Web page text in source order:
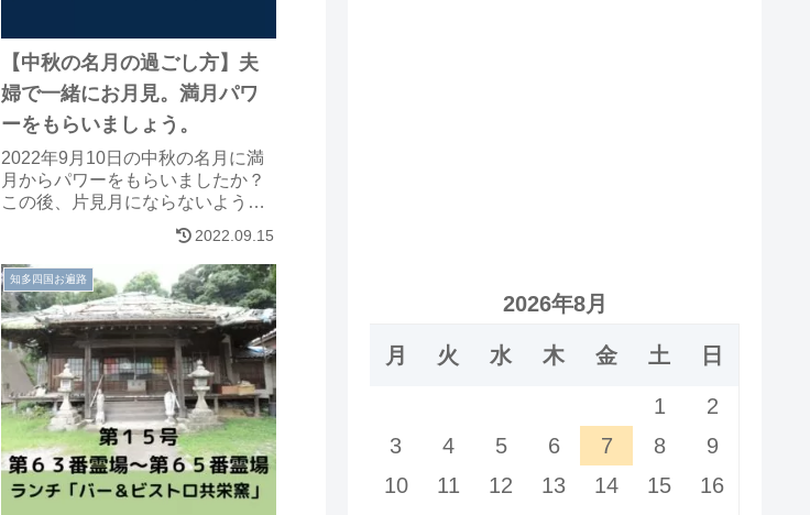
【中秋の名月の過ごし方】夫
婦で一緒にお月見。満月パワ
ーをもらいましょう。
2022年9月10日の中秋の名月に満
月からパワーをもらいましたか？
この後、片見月にならないよう
に、10月の十三夜もお月見をしま
2022.09.15
知多四国お遍路
2026年8月
月 火 水 木 金 土 日
1
2
3
4 5 6 7 8
9
10
11 12 13 14 15
16